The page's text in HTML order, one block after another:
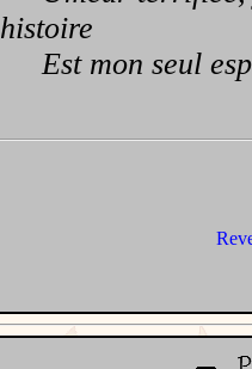
histoire
Est mon seul